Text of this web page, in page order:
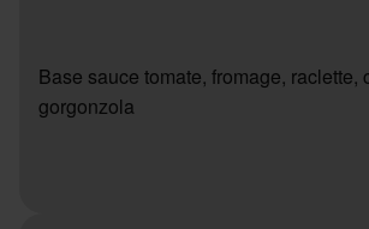
Base sauce tomate, fromage, raclette,
gorgonzola